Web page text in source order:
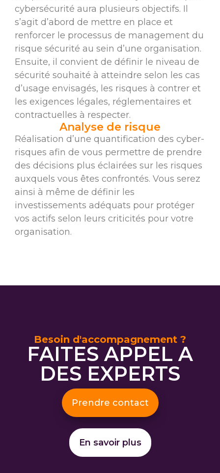
cybersécurité aura plusieurs objectifs. Il
s’agit d’abord de mettre en place et
renforcer le processus de management du
risque sécurité au sein d’une organisation.
Ensuite, il convient de définir le niveau de
sécurité souhaité à atteindre selon les cas
d’usage envisagés, les risques à contrer et
les exigences légales, réglementaires et
contractuelles à respecter.
Analyse de risque
Réalisation d’une quantification des cyber-
risques afin de vous permettre de prendre
des décisions plus éclairées sur les risques
auxquels vous êtes confrontés. Vous serez
ainsi à même de définir les
investissements adéquats pour protéger
vos actifs selon leurs criticités pour votre
organisation.
Besoin d'accompagnement ?
FAITES APPEL A
DES EXPERTS
Prendre contact
En savoir plus